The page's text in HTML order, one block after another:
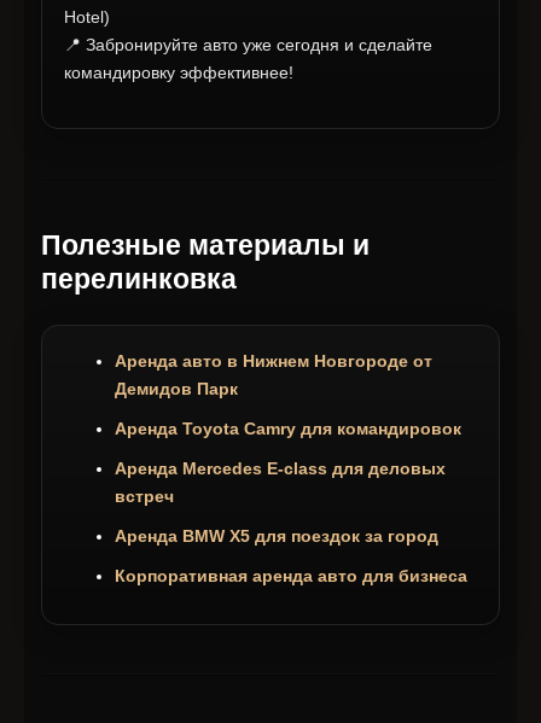
Hotel)
📍 Забронируйте авто уже сегодня и сделайте
командировку эффективнее!
Полезные материалы и
перелинковка
Аренда авто в Нижнем Новгороде от
Демидов Парк
Аренда Toyota Camry для командировок
Аренда Mercedes E-class для деловых
встреч
Аренда BMW X5 для поездок за город
Корпоративная аренда авто для бизнеса